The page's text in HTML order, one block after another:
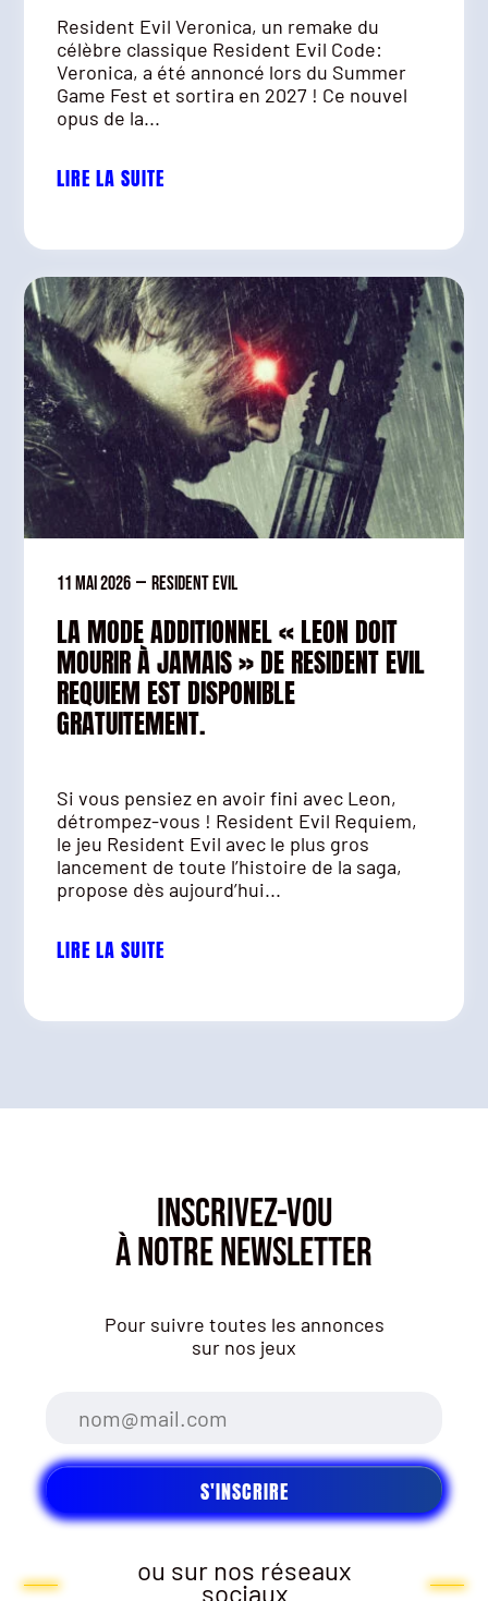
Resident Evil Veronica, un remake du
célèbre classique Resident Evil Code:
Veronica, a été annoncé lors du Summer
Game Fest et sortira en 2027 ! Ce nouvel
opus de la...
LIRE LA SUITE
11 mai 2026 — Resident Evil
LA MODE ADDITIONNEL « LEON DOIT
MOURIR À JAMAIS » DE RESIDENT EVIL
REQUIEM EST DISPONIBLE
GRATUITEMENT.
Si vous pensiez en avoir fini avec Leon,
détrompez-vous ! Resident Evil Requiem,
le jeu Resident Evil avec le plus gros
lancement de toute l’histoire de la saga,
propose dès aujourd’hui...
LIRE LA SUITE
INSCRIVEZ-VOU
À NOTRE NEWSLETTER
Pour suivre toutes les annonces
sur nos jeux
ou sur nos réseaux
sociaux